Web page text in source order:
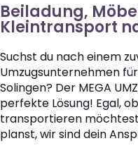
Beiladung,
Kleintransport
Suchst du nach einem
Umzugsunternehmen
Solingen? Der MEGA
perfekte Lösung! Egal,
transportieren
planst, wir sind dein